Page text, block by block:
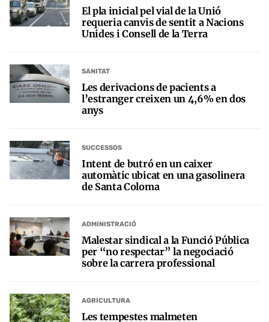
El pla inicial pel vial de la Unió
requeria canvis de sentit a Nacions
Unides i Consell de la Terra
SANITAT
Les derivacions de pacients a
l’estranger creixen un 4,6% en dos
anys
SUCCESSOS
Intent de butró en un caixer
automàtic ubicat en una gasolinera
de Santa Coloma
ADMINISTRACIÓ
Malestar sindical a la Funció Pública
per “no respectar” la negociació
sobre la carrera professional
AGRICULTURA
Les tempestes malmeten